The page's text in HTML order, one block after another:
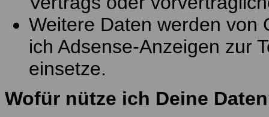
Weitere Daten werden von
ich Adsense-Anzeigen zur
einsetze.
Wofür nütze ich Deine